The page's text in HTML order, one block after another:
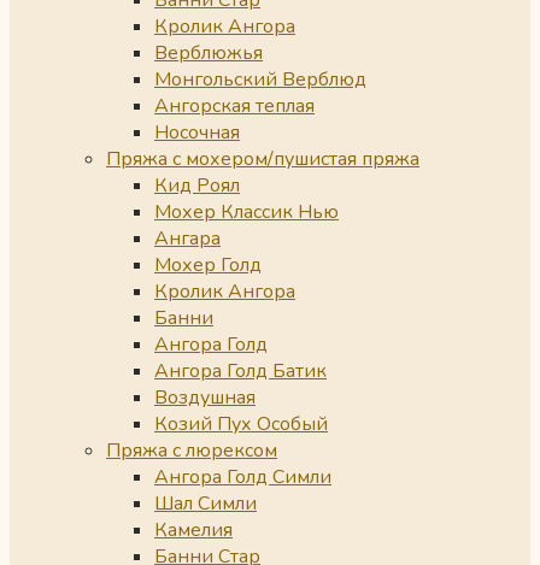
Кролик Ангора
Верблюжья
Монгольский Верблюд
Ангорская теплая
Носочная
Пряжа с мохером/пушистая пряжа
Кид Роял
Мохер Классик Нью
Ангара
Мохер Голд
Кролик Ангора
Банни
Ангора Голд
Ангора Голд Батик
Воздушная
Козий Пух Особый
Пряжа с люрексом
Ангора Голд Симли
Шал Симли
Камелия
Банни Стар